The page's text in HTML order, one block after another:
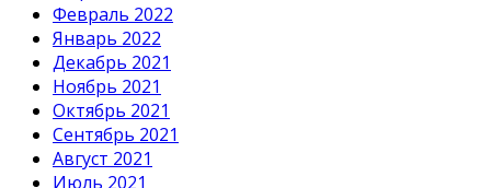
Февраль 2022
Январь 2022
Декабрь 2021
Ноябрь 2021
Октябрь 2021
Сентябрь 2021
Август 2021
Июль 2021